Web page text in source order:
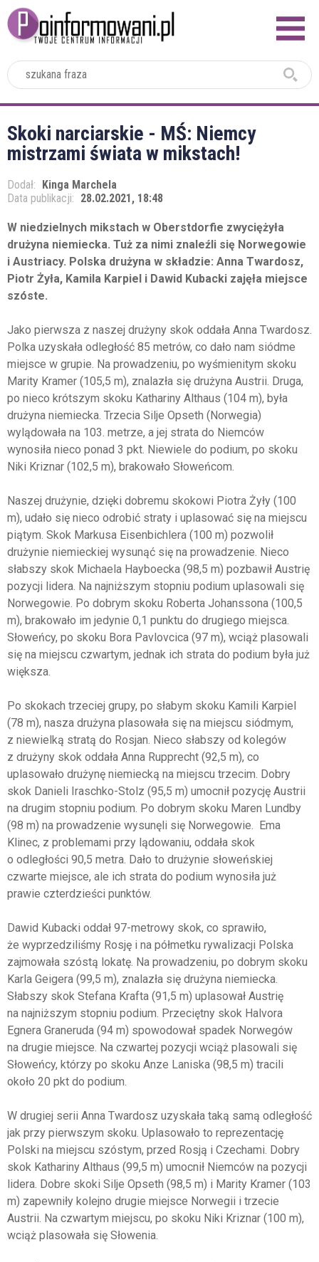
Skoki narciarskie - MŚ: Niemcy
mistrzami świata w mikstach!
Dodał: Kinga Marchela
Data publikacji: 28.02.2021, 18:48
W niedzielnych mikstach w Oberstdorfie zwyciężyła
drużyna niemiecka. Tuż za nimi znaleźli się Norwegowie
i Austriacy. Polska drużyna w składzie: Anna Twardosz,
Piotr Żyła, Kamila Karpiel i Dawid Kubacki zajęła miejsce
szóste.
Jako pierwsza z naszej drużyny skok oddała Anna Twardosz.
Polka uzyskała odległość 85 metrów, co dało nam siódme
miejsce w grupie. Na prowadzeniu, po wyśmienitym skoku
Marity Kramer (105,5 m), znalazła się drużyna Austrii. Druga,
po nieco krótszym skoku Kathariny Althaus (104 m), była
drużyna niemiecka. Trzecia Silje Opseth (Norwegia)
wylądowała na 103. metrze, a jej strata do Niemców
wynosiła nieco ponad 3 pkt. Niewiele do podium, po skoku
Niki Kriznar (102,5 m), brakowało Słoweńcom.
Naszej drużynie, dzięki dobremu skokowi Piotra Żyły (100
m), udało się nieco odrobić straty i uplasować się na miejscu
piątym. Skok Markusa Eisenbichlera (100 m) pozwolił
drużynie niemieckiej wysunąć się na prowadzenie. Nieco
słabszy skok Michaela Hayboecka (98,5 m) pozbawił Austrię
pozycji lidera. Na najniższym stopniu podium uplasowali się
Norwegowie. Po dobrym skoku Roberta Johanssona (100,5
m), brakowało im jedynie 0,1 punktu do drugiego miejsca.
Słoweńcy, po skoku Bora Pavlovcica (97 m), wciąż plasowali
się na miejscu czwartym, jednak ich strata do podium była już
większa.
Po skokach trzeciej grupy, po słabym skoku Kamili Karpiel
(78 m), nasza drużyna plasowała się na miejscu siódmym,
z niewielką stratą do Rosjan. Nieco słabszy od kolegów
z drużyny skok oddała Anna Rupprecht (92,5 m), co
uplasowało drużynę niemiecką na miejscu trzecim. Dobry
skok Danieli Iraschko-Stolz (95,5 m) umocnił pozycję Austrii
na drugim stopniu podium. Po dobrym skoku Maren Lundby
(98 m) na prowadzenie wysunęli się Norwegowie. Ema
Klinec, z problemami przy lądowaniu, oddała skok
o odległości 90,5 metra. Dało to drużynie słoweńskiej
czwarte miejsce, ale ich strata do podium wynosiła już
prawie czterdzieści punktów.
Dawid Kubacki oddał 97-metrowy skok, co sprawiło,
że wyprzedziliśmy Rosję i na półmetku rywalizacji Polska
zajmowała szóstą lokatę. Na prowadzeniu, po dobrym skoku
Karla Geigera (99,5 m), znalazła się drużyna niemiecka.
Słabszy skok Stefana Krafta (91,5 m) uplasował Austrię
na najniższym stopniu podium. Przeciętny skok Halvora
Egnera Graneruda (94 m) spowodował spadek Norwegów
na drugie miejsce. Na czwartej pozycji wciąż plasowali się
Słoweńcy, którzy po skoku Anze Laniska (98,5 m) tracili
około 20 pkt do podium.
W drugiej serii Anna Twardosz uzyskała taką samą odległość
jak przy pierwszym skoku. Uplasowało to reprezentację
Polski na miejscu szóstym, przed Rosją i Czechami. Dobry
skok Kathariny Althaus (99,5 m) umocnił Niemców na pozycji
lidera. Dobre skoki Silje Opseth (98,5 m) i Marity Kramer (103
m) zapewniły kolejno drugie miejsce Norwegii i trzecie
Austrii. Na czwartym miejscu, po skoku Niki Kriznar (100 m),
wciąż plasowała się Słowenia.